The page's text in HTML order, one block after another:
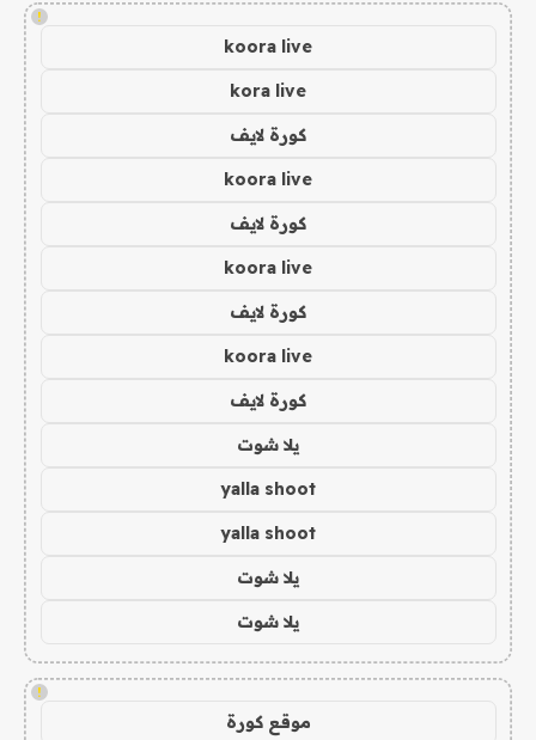
!
koora live
kora live
كورة لايف
koora live
كورة لايف
koora live
كورة لايف
koora live
كورة لايف
يلا شوت
yalla shoot
yalla shoot
يلا شوت
يلا شوت
!
موقع كورة